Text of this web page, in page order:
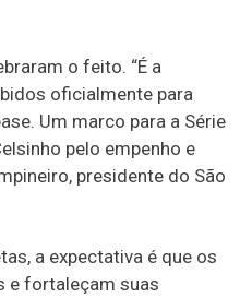
o feito. “É a
oficialmente para
Um marco para a Série
pelo empenho e
presidente do São
a expectativa é que os
e fortaleçam suas